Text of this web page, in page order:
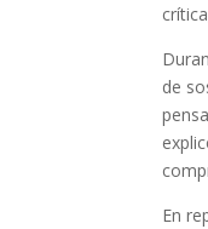
de
En